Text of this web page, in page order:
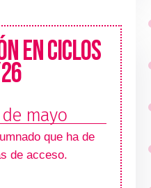
EN CICLOS
de mayo
que ha de
de acceso.